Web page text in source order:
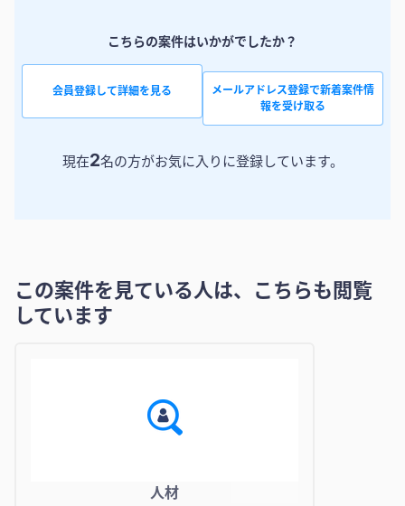
こちらの案件はいかがでしたか？
会員登録して詳細を見る
メールアドレス登録で新着案件情
報を受け取る
現在2名の方がお気に入りに登録しています。
この案件を見ている人は、こちらも閲覧
しています
人材